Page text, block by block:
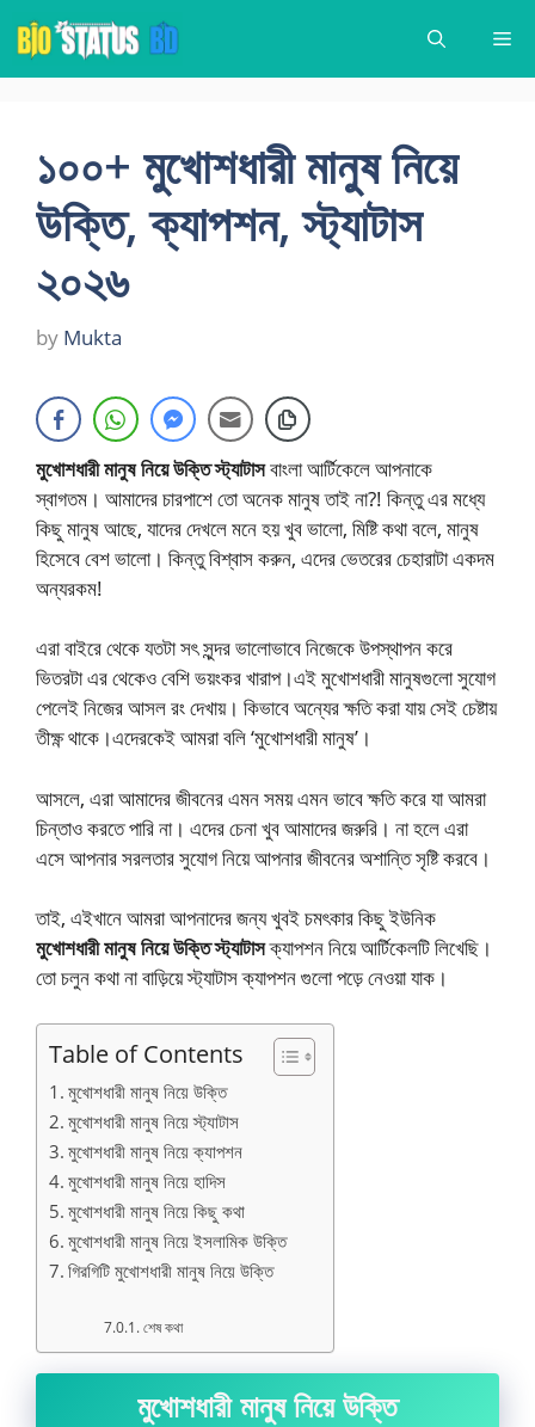
Skip
content
১০০+ মুখোশধারী মানুষ নিয়ে
উক্তি, ক্যাপশন, স্ট্যাটাস
২০২৬
by Mukta
মুখোশধারী মানুষ নিয়ে উক্তি স্ট্যাটাসবাংলা আর্টিকেলে আপনাকে
স্বাগতম। আমাদের চারপাশে তো অনেক মানুষ তাই না?! কিন্তু এর মধ্যে
কিছু মানুষ আছে, যাদের দেখলে মনে হয় খুব ভালো, মিষ্টি কথা বলে, মানুষ
হিসেবে বেশ ভালো। কিন্তু বিশ্বাস করুন, এদের ভেতরের চেহারাটা একদম
অন্যরকম!
এরা বাইরে থেকে যতটা সৎ সুন্দর ভালোভাবে নিজেকে উপস্থাপন করে
ভিতরটা এর থেকেও বেশি ভয়ংকর খারাপ।এই মুখোশধারী মানুষগুলো সুযোগ
পেলেই নিজের আসল রং দেখায়। কিভাবে অন্যের ক্ষতি করা যায় সেই চেষ্টায়
তীক্ষ্ণ থাকে।এদেরকেই আমরা বলি ‘মুখোশধারী মানুষ’।
​আসলে, এরা আমাদের জীবনের এমন সময় এমন ভাবে ক্ষতি করে যা আমরা
চিন্তাও করতে পারি না। এদের চেনা খুব আমাদের জরুরি। না হলে এরা
এসে আপনার সরলতার সুযোগ নিয়ে আপনার জীবনের অশান্তি সৃষ্টি করবে।
​তাই, এইখানে আমরা আপনাদের জন্য খুবই চমৎকার কিছু ইউনিক
মুখোশধারী মানুষ নিয়ে উক্তিস্ট্যাটাসক্যাপশন নিয়ে আর্টিকেলটি লিখেছি।
তো চলুন কথা না বাড়িয়ে স্ট্যাটাস ক্যাপশন গুলো পড়ে নেওয়া যাক।
Table of Contents
মুখোশধারী মানুষ নিয়ে উক্তি
মুখোশধারী মানুষ নিয়ে স্ট্যাটাস
মুখোশধারী মানুষ নিয়ে ক্যাপশন
মুখোশধারী মানুষ নিয়ে হাদিস
মুখোশধারী মানুষ নিয়ে কিছু কথা
মুখোশধারী মানুষ নিয়ে ইসলামিক উক্তি
গিরগিটি মুখোশধারী মানুষ নিয়ে উক্তি
শেষ কথা
মুখোশধারী মানুষ নিয়ে উক্তি